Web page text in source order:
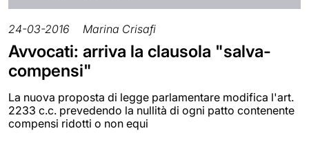
24-03-2016 Marina Crisafi
Avvocati: arriva la clausola "salva-
compensi"
La nuova proposta di legge parlamentare modifica l'art.
2233 c.c. prevedendo la nullità di ogni patto contenente
compensi ridotti o non equi